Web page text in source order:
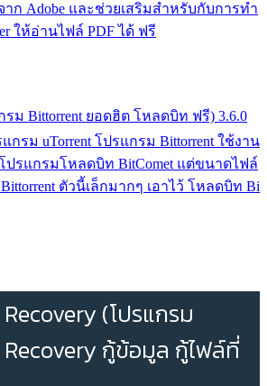
าก Adobe และช่วยเสริมสำหรับกับการทำ
ให้อ่านไฟล์ PDF ได้ ฟรี
รม Bittorrent ยอดฮิต โหลดบิท ฟรี) 3.6.0
กรม uTorrent โปรแกรม Bittorrent ใช้งาน
ปรแกรมโหลดบิท BitComet แต่ขนาดไฟล์
ตัวนี้เล็กมากๆ เอาไว้ โหลดบิท Bi
(โปรแกรม
กู้ข้อมูล กู้ไฟล์ที่